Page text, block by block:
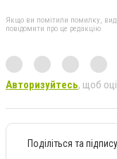
Якщо ви помітили помилку,
повідомити про це редакцію
Авторизуйтесь, щоб
Поділіться та